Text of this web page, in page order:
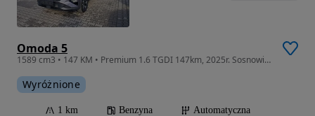
Omoda 5
1589 cm3 • 147 KM • Premium 1.6 TGDI 147km, 2025r. Sosnowiec dostępne od ręki
Wyróżnione
1 km Benzyna
Automatyczna